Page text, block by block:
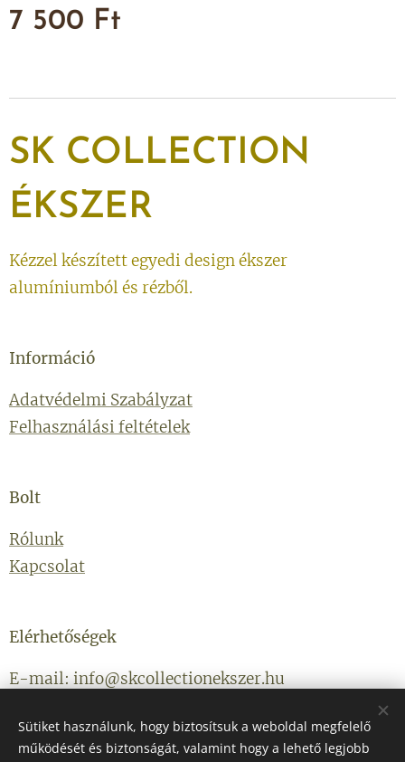
7 500 Ft
SK COLLECTION
ÉKSZER
Kézzel készített egyedi design ékszer
alumíniumból és rézből.
Információ
Adatvédelmi Szabályzat
Felhasználási feltételek
Bolt
Rólunk
Kapcsolat
Elérhetőségek
E-mail: info@skcollectionekszer.hu
Sütiket használunk, hogy biztosítsuk a weboldal megfelelő
működését és biztonságát, valamint hogy a lehető legjobb